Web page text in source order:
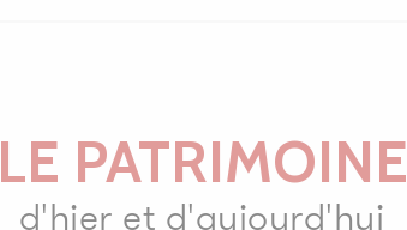
LE PATRIMOINE
d'hier et d'aujourd'hui